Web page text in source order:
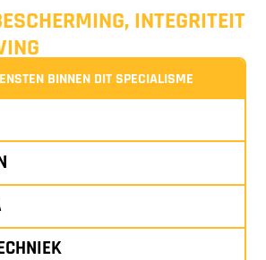
INTEGRITEIT
BINNEN DIT SPECIALISME